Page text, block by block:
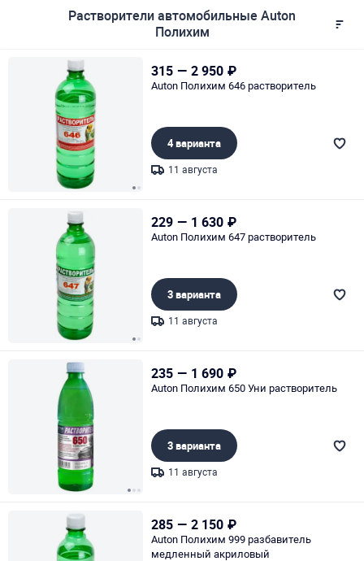
Растворители автомобильные Auton
Полихим
315 — 2 950 ₽
Auton Полихим 646 растворитель
4 варианта
11 августа
229 — 1 630 ₽
Auton Полихим 647 растворитель
3 варианта
11 августа
235 — 1 690 ₽
Auton Полихим 650 Уни растворитель
3 варианта
11 августа
285 — 2 150 ₽
Auton Полихим 999 разбавитель
медленный акриловый